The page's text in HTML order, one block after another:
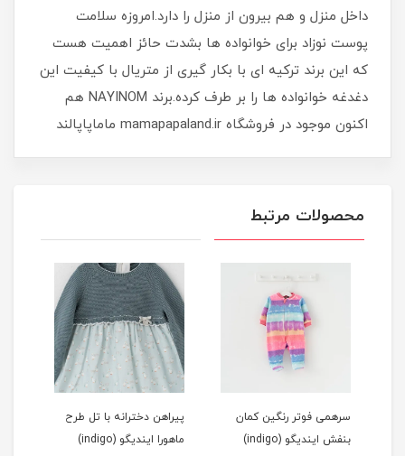
داخل منزل و هم بیرون از منزل را دارد.امروزه سلامت
پوست نوزاد برای خوانواده ها بشدت حائز اهمیت هست
که این برند ترکیه ای با بکار گیری از متریال با کیفیت این
دغدغه خوانواده ها را بر طرف کرده.برند NAYINOM هم
اکنون موجود در فروشگاه mamapapaland.ir ماماپاپالند
محصولات مرتبط
سرهمی فوتر رنگین کمان
بنفش ایندیگو (indigo)
پیراهن دخترانه با تل طرح
ماهورا ایندیگو (indigo)